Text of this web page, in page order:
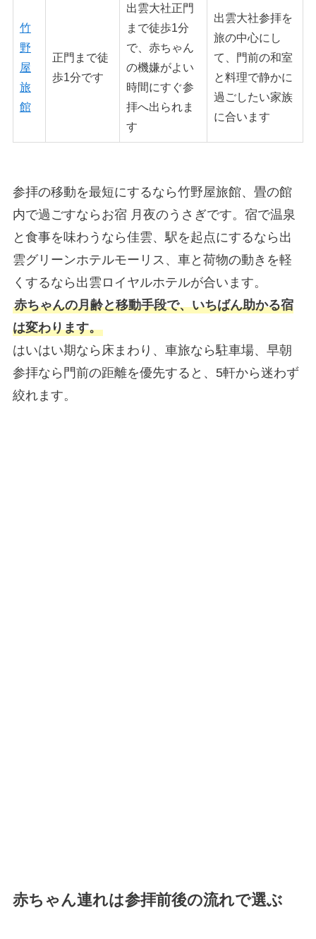
竹
野
屋
旅
館
正門まで徒
歩1分です
出雲大社正門
まで徒歩1分
で、赤ちゃん
の機嫌がよい
時間にすぐ参
拝へ出られま
す
出雲大社参拝を
旅の中心にし
て、門前の和室
と料理で静かに
過ごしたい家族
に合います
参拝の移動を最短にするなら竹野屋旅館、畳の館
内で過ごすならお宿 月夜のうさぎです。宿で温泉
と食事を味わうなら佳雲、駅を起点にするなら出
雲グリーンホテルモーリス、車と荷物の動きを軽
くするなら出雲ロイヤルホテルが合います。
赤ちゃんの月齢と移動手段で、いちばん助かる宿
は変わります。
はいはい期なら床まわり、車旅なら駐車場、早朝
参拝なら門前の距離を優先すると、5軒から迷わず
絞れます。
赤ちゃん連れは参拝前後の流れで選ぶ